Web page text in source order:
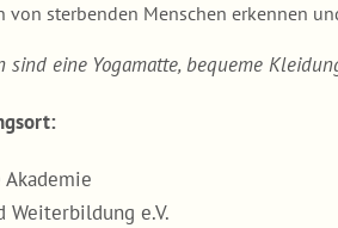
von sterbenden Menschen erkennen
sind eine Yogamatte, bequeme
Akademie
Weiterbildung e.V.